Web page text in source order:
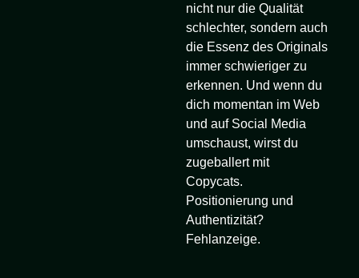
nicht nur die Qualität
schlechter, sondern auch
die Essenz des Originals
immer schwieriger zu
erkennen. Und wenn du
dich momentan im Web
und auf Social Media
umschaust, wirst du
zugeballert mit
Copycats.
Positionierung und
Authentizität?
Fehlanzeige.